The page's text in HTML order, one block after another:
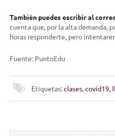
También puedes escribir al
cuenta que, por la alta demanda,
horas responderte, pero
Fuente: PuntoEdu
Etiquetas:clases,covid19,